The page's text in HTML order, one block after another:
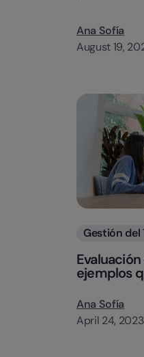
Ana Sofía
August 19,
Categorias
Gestión del
ejemplos
Ana Sofía
April 24, 2023